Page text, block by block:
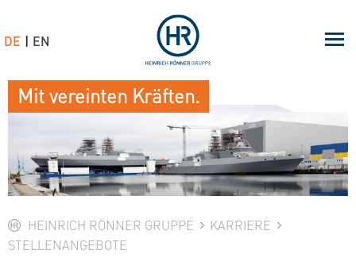
HEINRICH RÖNNER GRUPPE
KARRIERE
STELLENANGEBOTE
Mit vereinten Kräften.
DE EN